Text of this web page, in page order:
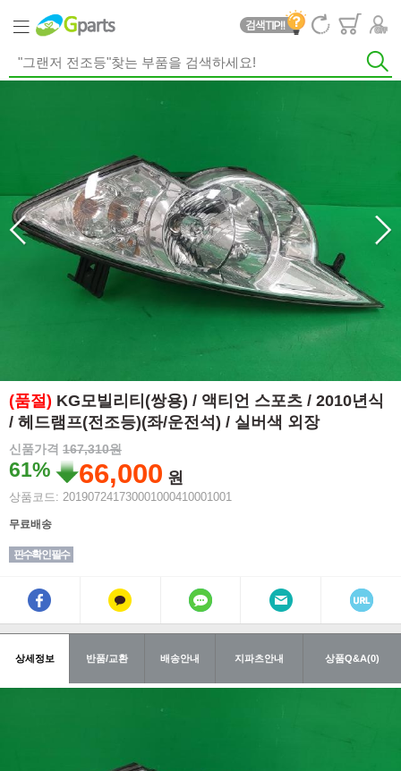
(품절) KG모빌리티(쌍용) / 액티언 스포츠 / 2010년식
/ 헤드램프(전조등)(좌/운전석) / 실버색 외장
신품가격 167,310원
61% 66,000 원
상품코드: 201907241730001000410001001
무료배송
핀수확인 필수
상세정보 반품/교환 배송안내 지파츠안내 상품Q&A(0)